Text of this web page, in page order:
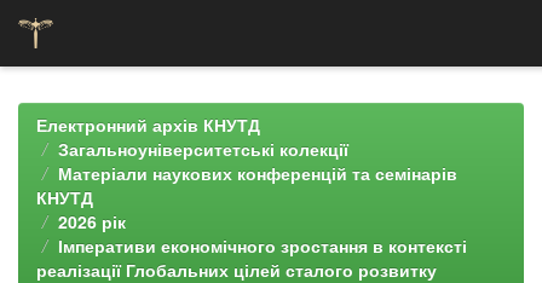
navigationЕлектронний архів КНУТД
Загальноуніверситетські колекції
Матеріали наукових конференцій та семінарів
КНУТД
2026 рік
Імперативи економічного зростання в контексті
реалізації Глобальних цілей сталого розвитку